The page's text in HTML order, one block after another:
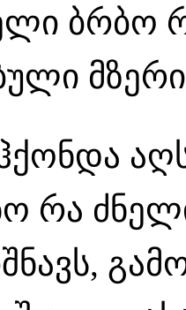
ბრბო
რა